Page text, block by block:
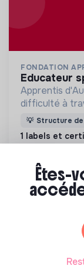
FONDATION
educateur
Apprentis
difficulté à
d’éducation,
permettre de
debout.
💡 Structure de
1 labels et
Il y a 22 jours
FONDATION
Êtes-